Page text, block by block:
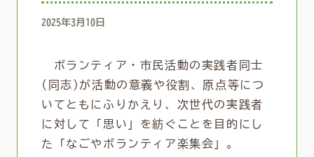
2025年3月10日
ボランティア・市民活動の実践者同士
(同志)が活動の意義や役割、原点等につ
いてともにふりかえり、次世代の実践者
に対して「思い」を紡ぐことを目的にし
た「なごやボランティア楽集会」。